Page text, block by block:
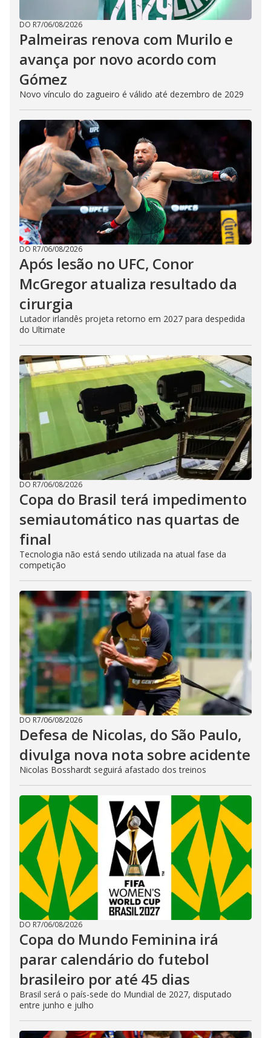
DO R7/06/08/2026
Palmeiras renova com Murilo e
avança por novo acordo com
Gómez
Novo vínculo do zagueiro é válido até dezembro de 2029
DO R7/06/08/2026
Após lesão no UFC, Conor
McGregor atualiza resultado da
cirurgia
Lutador irlandês projeta retorno em 2027 para despedida
do Ultimate
DO R7/06/08/2026
Copa do Brasil terá impedimento
semiautomático nas quartas de
final
Tecnologia não está sendo utilizada na atual fase da
competição
DO R7/06/08/2026
Defesa de Nicolas, do São Paulo,
divulga nova nota sobre acidente
Nicolas Bosshardt seguirá afastado dos treinos
DO R7/06/08/2026
Copa do Mundo Feminina irá
parar calendário do futebol
brasileiro por até 45 dias
Brasil será o país-sede do Mundial de 2027, disputado
entre junho e julho